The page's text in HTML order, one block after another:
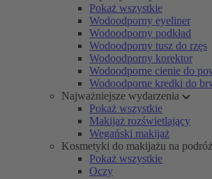
Pokaż wszystkie
Wodoodporny eyeliner
Wodoodporny podkład
Wodoodporny tusz do rzęs
Wodoodporny korektor
Wodoodporne cienie do
Wodoodporne kredki do
Najważniejsze wydarzenia
Pokaż wszystkie
Makijaż rozświetlający
Wegański makijaż
Kosmetyki do makijażu na podróż
Pokaż wszystkie
Oczy